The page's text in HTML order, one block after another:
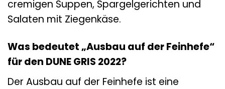
cremigen Suppen, Spargelgerichten und
Salaten mit Ziegenkäse.
Was bedeutet „Ausbau auf der Feinhefe“
für den DUNE GRIS 2022?
Der Ausbau auf der Feinhefe ist eine